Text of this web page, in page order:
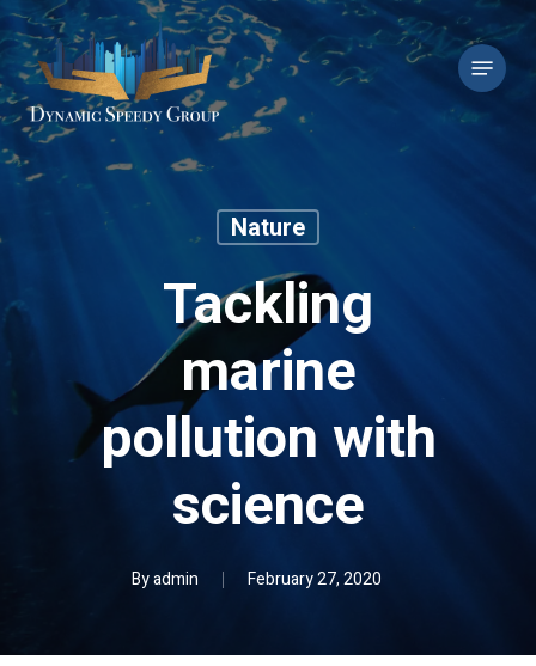
Skip
to
main
content
Menu
Nature
Tackling
marine
pollution with
science
Byadmin February 27, 2020